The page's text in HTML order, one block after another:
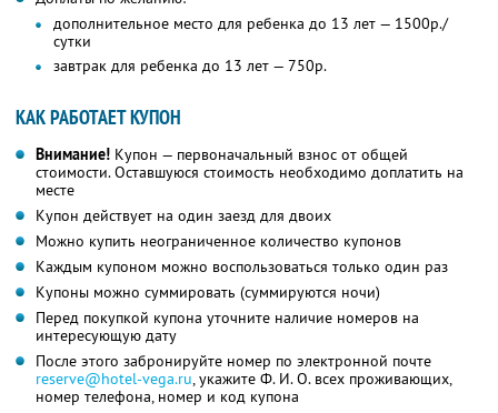
дополнительное место для ребенка до 13 лет — 1500р./
сутки
завтрак для ребенка до 13 лет — 750р.
КАК РАБОТАЕТ КУПОН
Внимание! Купон — первоначальный взнос от общей
стоимости. Оставшуюся стоимость необходимо доплатить на
месте
Купон действует на один заезд для двоих
Можно купить неограниченное количество купонов
Каждым купоном можно воспользоваться только один раз
Купоны можно суммировать (суммируются ночи)
Перед покупкой купона уточните наличие номеров на
интересующую дату
После этого забронируйте номер по электронной почте
reserve@hotel-vega.ru,укажите Ф. И. О.всех проживающих,
номер телефона, номер и код купона